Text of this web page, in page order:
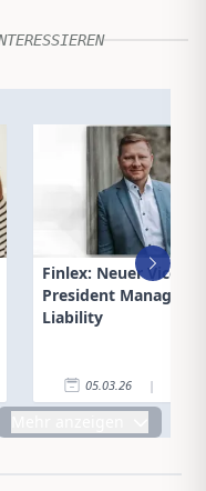
Finlex: Neuer Vice
President
Liability
05.03.26 |